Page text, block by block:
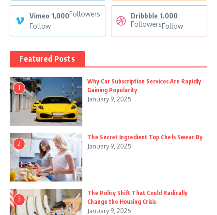
Vimeo 1,000Followers
Follow
Dribbble 1,000
FollowersFollow
Featured Posts
1
Why Car Subscription Services Are Rapidly
Gaining Popularity
January 9, 2025
2
The Secret Ingredient Top Chefs Swear By
January 9, 2025
3
The Policy Shift That Could Radically
Change the Housing Crisis
January 9, 2025